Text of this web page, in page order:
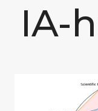
IA-